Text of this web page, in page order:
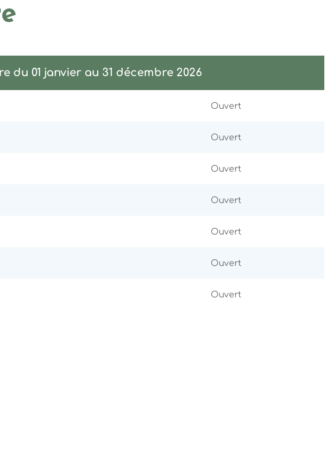
du 01 janvier au 31 décembre 2026
Ouvert
Ouvert
Ouvert
Ouvert
Ouvert
Ouvert
Ouvert